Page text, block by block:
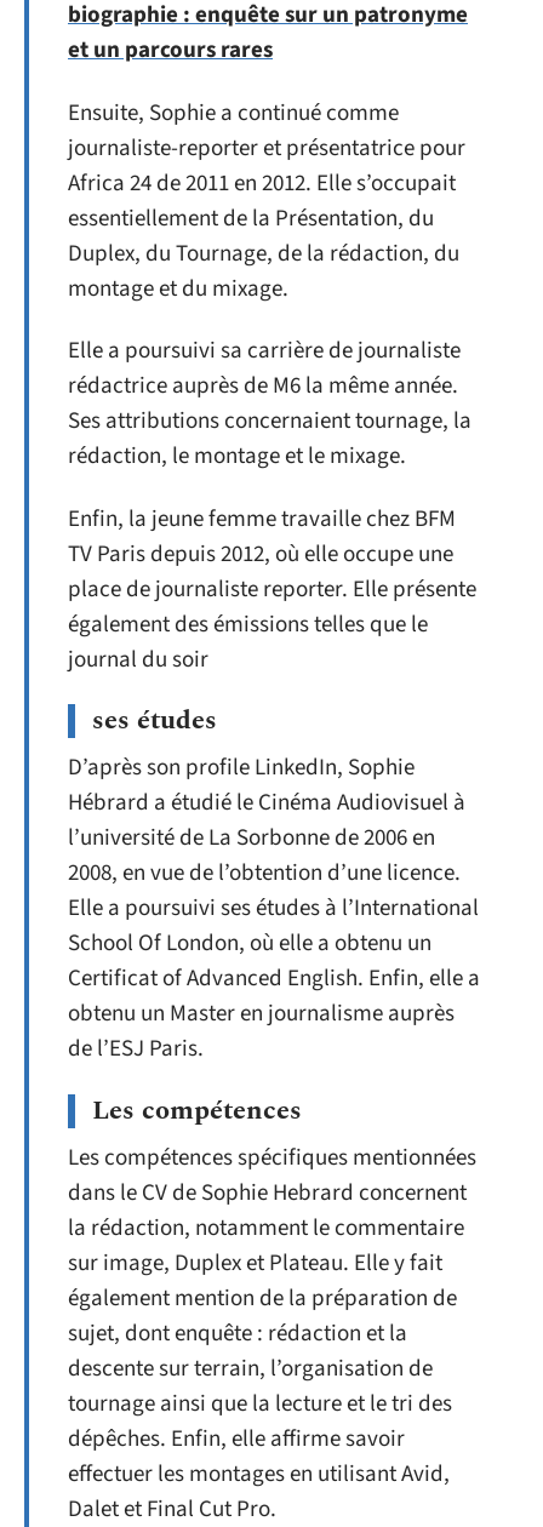
biographie : enquête sur un patronyme
et un parcours rares
Ensuite, Sophie a continué comme
journaliste-reporter et présentatrice pour
Africa 24 de 2011 en 2012. Elle s’occupait
essentiellement de la Présentation, du
Duplex, du Tournage, de la rédaction, du
montage et du mixage.
Elle a poursuivi sa carrière de journaliste
rédactrice auprès de M6 la même année.
Ses attributions concernaient tournage, la
rédaction, le montage et le mixage.
Enfin, la jeune femme travaille chez BFM
TV Paris depuis 2012, où elle occupe une
place de journaliste reporter. Elle présente
également des émissions telles que le
journal du soir
ses études
D’après son profile LinkedIn, Sophie
Hébrard a étudié le Cinéma Audiovisuel à
l’université de La Sorbonne de 2006 en
2008, en vue de l’obtention d’une licence.
Elle a poursuivi ses études à l’International
School Of London, où elle a obtenu un
Certificat of Advanced English. Enfin, elle a
obtenu un Master en journalisme auprès
de l’ESJ Paris.
Les compétences
Les compétences spécifiques mentionnées
dans le CV de Sophie Hebrard concernent
la rédaction, notamment le commentaire
sur image, Duplex et Plateau. Elle y fait
également mention de la préparation de
sujet, dont enquête : rédaction et la
descente sur terrain, l’organisation de
tournage ainsi que la lecture et le tri des
dépêches. Enfin, elle affirme savoir
effectuer les montages en utilisant Avid,
Dalet et Final Cut Pro.